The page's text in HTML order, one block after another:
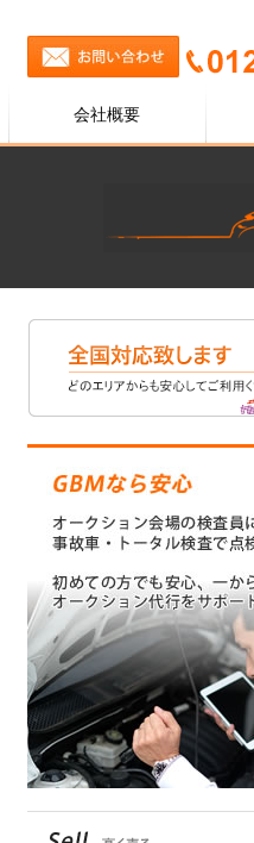
会社概要